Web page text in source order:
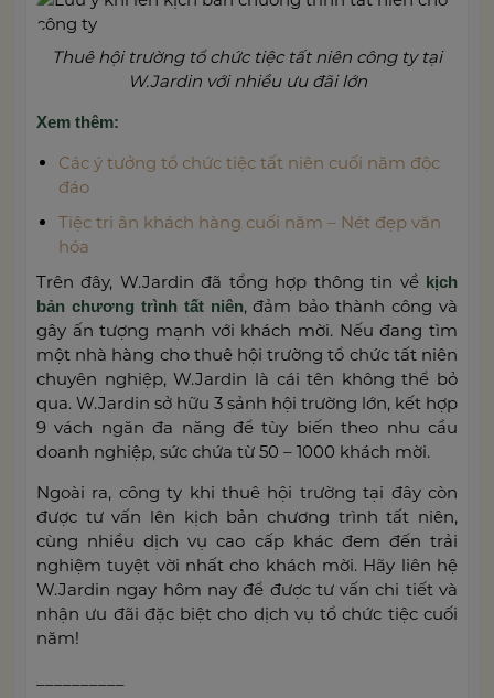
Thuê hội trường tổ chức tiệc tất niên công ty tại
W.Jardin với nhiều ưu đãi lớn
Xem thêm:
Các ý tưởng tổ chức tiệc tất niên cuối năm độc
đáo
Tiệc tri ân khách hàng cuối năm – Nét đẹp văn
hóa
Trên đây, W.Jardin đã tổng hợp thông tin về kịch
bản chương trình tất niên, đảm bảo thành công và
gây ấn tượng mạnh với khách mời. Nếu đang tìm
một nhà hàng cho thuê hội trường tổ chức tất niên
chuyên nghiệp, W.Jardin là cái tên không thể bỏ
qua. W.Jardin sở hữu 3 sảnh hội trường lớn, kết hợp
9 vách ngăn đa năng để tùy biến theo nhu cầu
doanh nghiệp, sức chứa từ 50 – 1000 khách mời.
Ngoài ra, công ty khi thuê hội trường tại đây còn
được tư vấn lên kịch bản chương trình tất niên,
cùng nhiều dịch vụ cao cấp khác đem đến trải
nghiệm tuyệt vời nhất cho khách mời. Hãy liên hệ
W.Jardin ngay hôm nay để được tư vấn chi tiết và
nhận ưu đãi đặc biệt cho dịch vụ tổ chức tiệc cuối
năm!